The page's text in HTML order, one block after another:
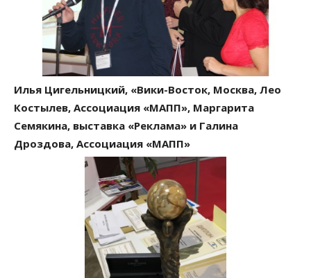
Илья Цигельницкий, «Вики-Восток, Москва, Лео
Костылев, Ассоциация «МАПП», Маргарита
Семякина, выставка «Реклама» и Галина
Дроздова, Ассоциация «МАПП»